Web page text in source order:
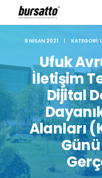
9 NISAN 2021 | KATEGORI:
Ufuk
İletişim
Dijital
Alanları